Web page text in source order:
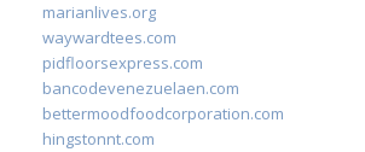
marianlives.org
waywardtees.com
pidfloorsexpress.com
bancodevenezuelaen.com
bettermoodfoodcorporation.com
hingstonnt.com